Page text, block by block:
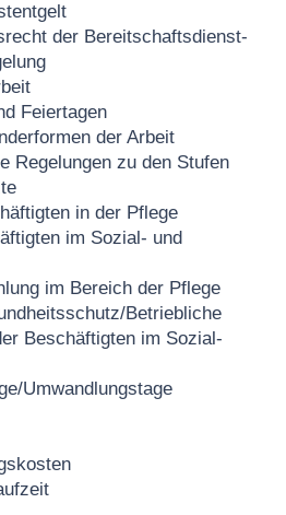
der Bereitschaftsdienst-
Feiertagen
der Arbeit
Regelungen zu den Stufen
in der Pflege
im Sozial- und
im Bereich der Pflege
Betriebliche
Beschäftigten im Sozial-
Umwandlungstage